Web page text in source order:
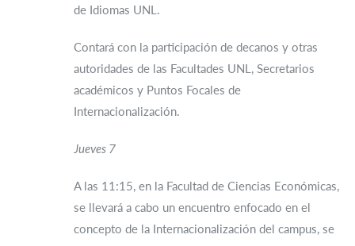
de Idiomas UNL.
Contará con la participación de decanos y otras
autoridades de las Facultades UNL, Secretarios
académicos y Puntos Focales de
Internacionalización.
Jueves 7
A las 11:15, en la Facultad de Ciencias Económicas,
se llevará a cabo un encuentro enfocado en el
concepto de la Internacionalización del campus, se